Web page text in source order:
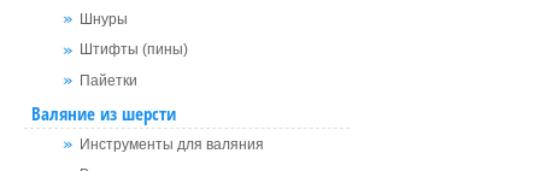
Шнуры
Штифты (пины)
Пайетки
Валяние из шерсти
Инструменты для валяния